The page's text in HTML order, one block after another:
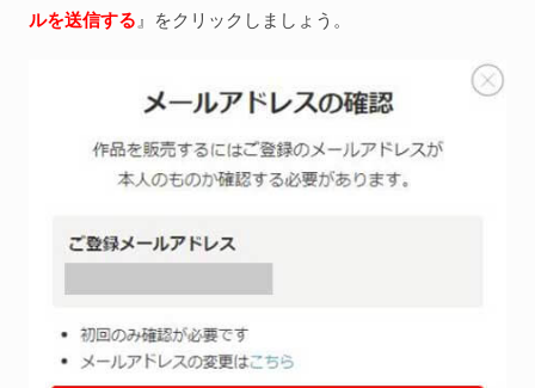
ルを送信する 』をクリックしましょう。